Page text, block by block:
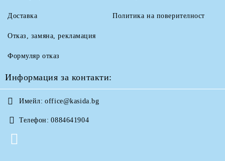
Доставка
Отказ, замяна, рекламация
Формуляр отказ
Политика на поверителност
Информация за контакти:
Имейл: office@kasida.bg
Телефон: 0884641904